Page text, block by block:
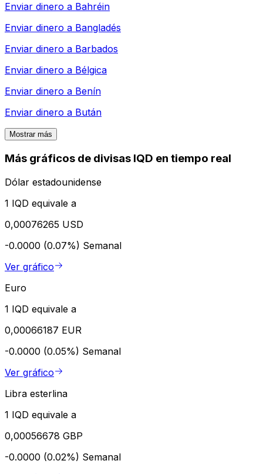
Enviar dinero a Bahréin
Enviar dinero a Bangladés
Enviar dinero a Barbados
Enviar dinero a Bélgica
Enviar dinero a Benín
Enviar dinero a Bután
Mostrar más
Más gráficos de divisas IQD en tiempo real
Dólar estadounidense
1 IQD equivale a
0,00076265 USD
-0.0000 (0.07%) Semanal
Ver gráfico
Euro
1 IQD equivale a
0,00066187 EUR
-0.0000 (0.05%) Semanal
Ver gráfico
Libra esterlina
1 IQD equivale a
0,00056678 GBP
-0.0000 (0.02%) Semanal